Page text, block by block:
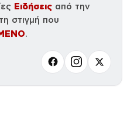
Ειδήσεις από την
στιγμή που
.